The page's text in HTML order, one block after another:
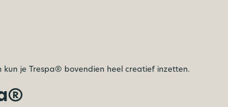
kun je Trespa® bovendien heel creatief inzetten.